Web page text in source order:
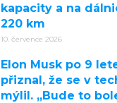
kapacity a na
220 km
10. července 2026
Elon Musk po 9
přiznal, že se v
mýlil. „Bude to